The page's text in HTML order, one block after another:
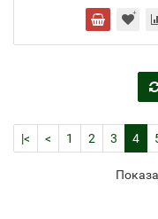
|< < 1 2 3 4